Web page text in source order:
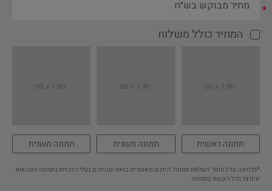
*
המחיר כולל משלוח
תמונה ראשית תמונה משנית תמונה משנית
*בלחיצה על כפתור 'העלאת תמונה' הינכם מאשרים בזאת שהינכם בעלי הזכויות בתמונה ושהאתר
אינו צד בכל הקשור בתמונה